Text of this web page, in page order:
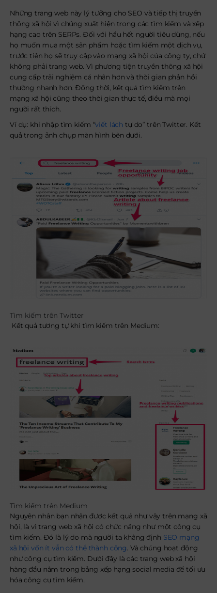
Những trang web này lý tưởng cho SEO và tiếp thị truyền
thông xã hội vì chúng xuất hiện trong các tìm kiếm và xếp
hạng cao trên SERPs. Đối với hầu hết người tiêu dùng, nếu
họ muốn mua một sản phẩm hoặc tìm kiếm một dịch vụ,
trước tiên họ sẽ truy cập vào mạng xã hội của công ty, chứ
không phải trang web. Vì phương tiện truyền thông xã hội
cung cấp trải nghiệm cá nhân hơn và thời gian phản hồi
thường nhanh hơn. Đồng thời, kết quả tìm kiếm trên
mạng xã hội cũng theo thời gian thực tế, điều mà mọi
người rất thích.
Ví dụ: khi nhập tìm kiếm “viết lách tự do” trên Twitter. Kết
quả trong ảnh chụp màn hình bên dưới.
Tìm kiếm trên Twitter
Kết quả tương tự khi tìm kiếm trên Medium:
Tìm kiếm trên Medium
Nguyên nhân bạn nhận được kết quả như vậy trên mạng xã
hội, là vì trang web xã hội có chức năng như một công cụ
tìm kiếm. Đó là lý do mà người ta khẳng định SEO mạng
xã hội vốn ít vẫn có thể thành công. Và chúng hoạt động
như công cụ tìm kiếm. Dưới đây là các trang web xã hội
hàng đầu nằm trong bảng xếp hạng social media để tối ưu
hóa công cụ tìm kiếm.